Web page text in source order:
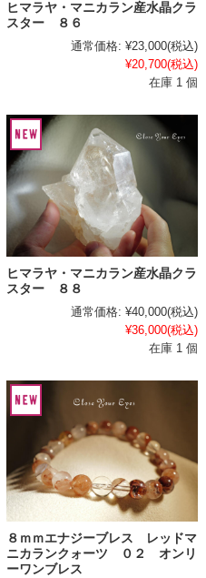
ヒマラヤ・マニカラン産水晶クラ
スター ８６
通常価格: ¥23,000(税込)
¥20,700(税込)
在庫 1 個
ヒマラヤ・マニカラン産水晶クラ
スター ８８
通常価格: ¥40,000(税込)
¥36,000(税込)
在庫 1 個
８ｍｍエナジーブレス レッドマ
ニカランクォーツ ０２ オンリ
ーワンブレス